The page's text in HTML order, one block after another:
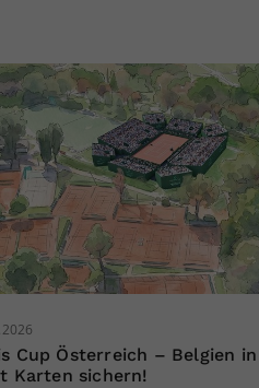
Cup Österreich – Belgien
Karten sichern!